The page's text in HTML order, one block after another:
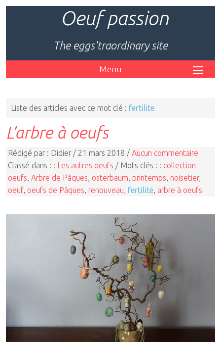
Oeuf passion
The eggs'traordinary site
Menu
Liste des articles avec ce mot clé : fertilite
L'arbre à oeufs
Rédigé par : Didier / 21 mars 2018 / Aucun commentaire
Classé dans : : Les autres oeufs / Mots clés : : collection
oeufs Arbre de Pâques osterbaum printemps noisetier,
oeuf, oeufs de Pâques renouveau fertilité arbre à oeufs